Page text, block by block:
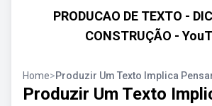
PRODUCAO DE TEXTO -
CONSTRUÇÃO -
Home>Produzir Um Texto Implica
Produzir Um Texto